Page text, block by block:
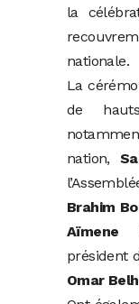
la
nationale.
La
de
nation,
Brahim
Aïmene
président
Omar